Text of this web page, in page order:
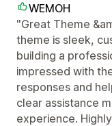
WEMOH
"Great Theme
theme is sleek,
building a
impressed with
responses and
clear assistance
experience.